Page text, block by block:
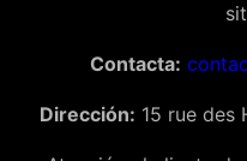
Contacta:
Dirección: 15 rue des